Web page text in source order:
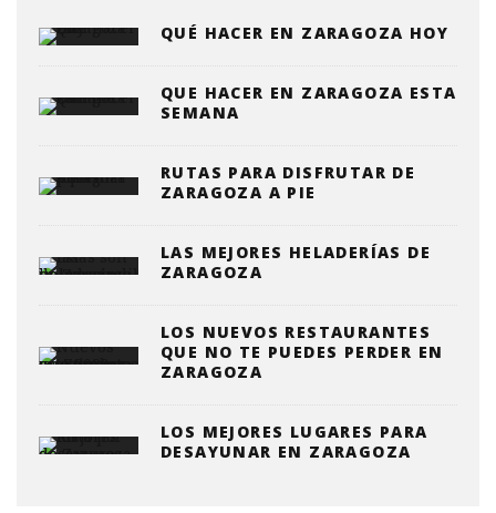
QUÉ HACER EN ZARAGOZA HOY
QUE HACER EN ZARAGOZA ESTA
SEMANA
RUTAS PARA DISFRUTAR DE
ZARAGOZA A PIE
LAS MEJORES HELADERÍAS DE
ZARAGOZA
LOS NUEVOS RESTAURANTES
QUE NO TE PUEDES PERDER EN
ZARAGOZA
LOS MEJORES LUGARES PARA
DESAYUNAR EN ZARAGOZA